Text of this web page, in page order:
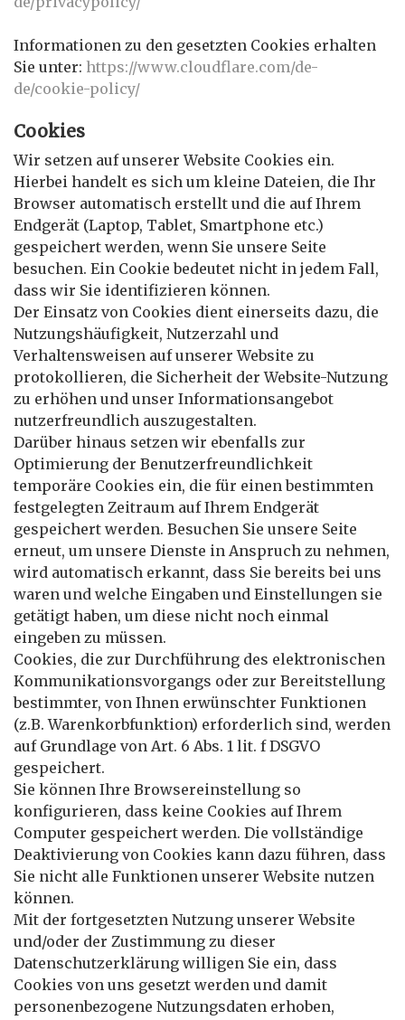
Informationen zu den gesetzten Cookies erhalten
Sie unter: https://www.cloudflare.com/de-
de/cookie-policy/
Cookies
Wir setzen auf unserer Website Cookies ein.
Hierbei handelt es sich um kleine Dateien, die Ihr
Browser automatisch erstellt und die auf Ihrem
Endgerät (Laptop, Tablet, Smartphone etc.)
gespeichert werden, wenn Sie unsere Seite
besuchen. Ein Cookie bedeutet nicht in jedem Fall,
dass wir Sie identifizieren können.
Der Einsatz von Cookies dient einerseits dazu, die
Nutzungshäufigkeit, Nutzerzahl und
Verhaltensweisen auf unserer Website zu
protokollieren, die Sicherheit der Website-Nutzung
zu erhöhen und unser Informationsangebot
nutzerfreundlich auszugestalten.
Darüber hinaus setzen wir ebenfalls zur
Optimierung der Benutzerfreundlichkeit
temporäre Cookies ein, die für einen bestimmten
festgelegten Zeitraum auf Ihrem Endgerät
gespeichert werden. Besuchen Sie unsere Seite
erneut, um unsere Dienste in Anspruch zu nehmen,
wird automatisch erkannt, dass Sie bereits bei uns
waren und welche Eingaben und Einstellungen sie
getätigt haben, um diese nicht noch einmal
eingeben zu müssen.
Cookies, die zur Durchführung des elektronischen
Kommunikationsvorgangs oder zur Bereitstellung
bestimmter, von Ihnen erwünschter Funktionen
(z.B. Warenkorbfunktion) erforderlich sind, werden
auf Grundlage von Art. 6 Abs. 1 lit. f DSGVO
gespeichert.
Sie können Ihre Browsereinstellung so
konfigurieren, dass keine Cookies auf Ihrem
Computer gespeichert werden. Die vollständige
Deaktivierung von Cookies kann dazu führen, dass
Sie nicht alle Funktionen unserer Website nutzen
können.
Mit der fortgesetzten Nutzung unserer Website
und/oder der Zustimmung zu dieser
Datenschutzerklärung willigen Sie ein, dass
Cookies von uns gesetzt werden und damit
personenbezogene Nutzungsdaten erhoben,